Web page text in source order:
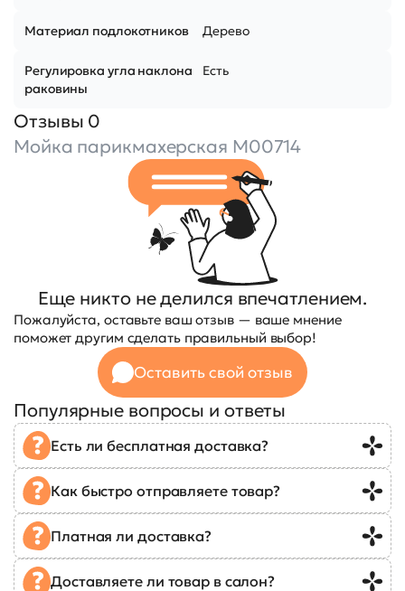
Материал подлокотников Дерево
Регулировка угла наклона
раковины
Есть
Отзывы 0
Мойка парикмахерская М00714
Еще никто не делился впечатлением.
Пожалуйста, оставьте ваш отзыв — ваше мнение
поможет другим сделать правильный выбор!
Оставить свой отзыв
Популярные вопросы и ответы
Есть ли бесплатная доставка?
Как быстро отправляете товар?
Платная ли доставка?
Доставляете ли товар в салон?